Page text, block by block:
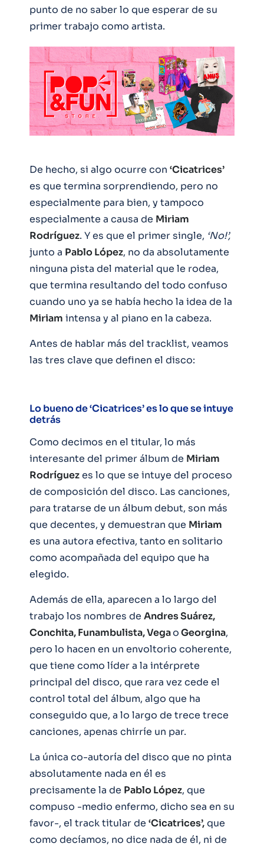
punto de no saber lo que esperar de su
primer trabajo como artista.
De hecho, si algo ocurre con ‘Cicatrices’
es que termina sorprendiendo, pero no
especialmente para bien, y tampoco
especialmente a causa de Miriam
Rodríguez. Y es que el primer single, ‘No!’,
junto a Pablo López, no da absolutamente
ninguna pista del material que le rodea,
que termina resultando del todo confuso
cuando uno ya se había hecho la idea de la
Miriam intensa y al piano en la cabeza.
Antes de hablar más del tracklist, veamos
las tres clave que definen el disco:
Lo bueno de ‘Cicatrices’ es lo que se intuye
detrás
Como decimos en el titular, lo más
interesante del primer álbum de Miriam
Rodríguezes lo que se intuye del proceso
de composición del disco. Las canciones,
para tratarse de un álbum debut, son más
que decentes, y demuestran que Miriam
es una autora efectiva, tanto en solitario
como acompañada del equipo que ha
elegido.
Además de ella, aparecen a lo largo del
trabajo los nombres de Andres Suárez,
Conchita, Funambulista, VegaoGeorgina,
pero lo hacen en un envoltorio coherente,
que tiene como líder a la intérprete
principal del disco, que rara vez cede el
control total del álbum, algo que ha
conseguido que, a lo largo de trece trece
canciones, apenas chirríe un par.
La única co-autoría del disco que no pinta
absolutamente nada en él es
precisamente la de Pablo López, que
compuso -medio enfermo, dicho sea en su
favor-, el track titular de ‘Cicatrices’,que
como decíamos, no dice nada de él, ni de